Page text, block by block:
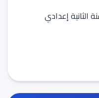
الثانية إعدادي